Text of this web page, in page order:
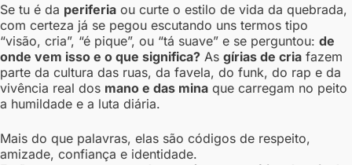
Se tu é da periferia ou curte o estilo de vida da quebrada,
com certeza já se pegou escutando uns termos tipo
“visão, cria”, “é pique”, ou “tá suave” e se perguntou: de
onde vem isso e o que significa? As gírias de cria fazem
parte da cultura das ruas, da favela, do funk, do rap e da
vivência real dos mano e das mina que carregam no peito
a humildade e a luta diária.
Mais do que palavras, elas são códigos de respeito,
amizade, confiança e identidade.